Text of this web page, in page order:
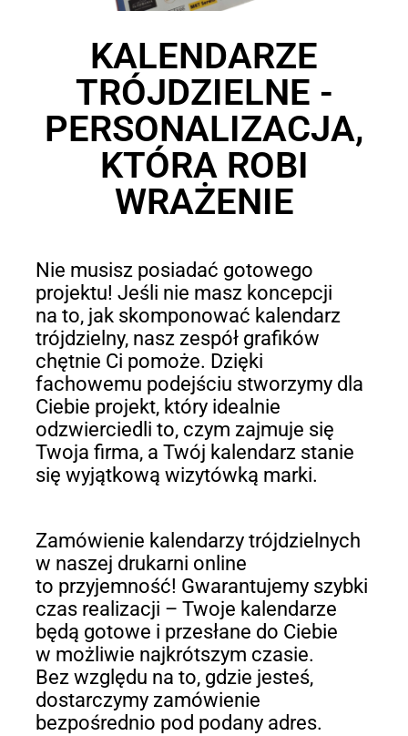
KALENDARZE
TRÓJDZIELNE -
PERSONALIZACJA,
KTÓRA ROBI
WRAŻENIE
Nie musisz posiadać gotowego
projektu! Jeśli nie masz koncepcji
na to, jak skomponować kalendarz
trójdzielny, nasz zespół grafików
chętnie Ci pomoże. Dzięki
fachowemu podejściu stworzymy dla
Ciebie projekt, który idealnie
odzwierciedli to, czym zajmuje się
Twoja firma, a Twój kalendarz stanie
się wyjątkową wizytówką marki.
Zamówienie kalendarzy trójdzielnych
w naszej drukarni online
to przyjemność! Gwarantujemy szybki
czas realizacji – Twoje kalendarze
będą gotowe i przesłane do Ciebie
w możliwie najkrótszym czasie.
Bez względu na to, gdzie jesteś,
dostarczymy zamówienie
bezpośrednio pod podany adres.